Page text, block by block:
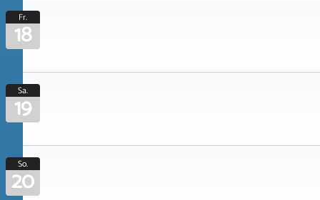
Fr.
18
Sa.
19
So.
20